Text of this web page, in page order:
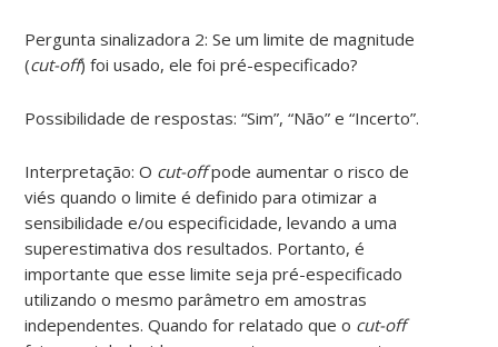
Pergunta sinalizadora 2: Se um limite de magnitude
(cut-off) foi usado, ele foi pré-especificado?
Possibilidade de respostas: “Sim”, “Não” e “Incerto”.
Interpretação: O cut-offpode aumentar o risco de
viés quando o limite é definido para otimizar a
sensibilidade e/ou especificidade, levando a uma
superestimativa dos resultados. Portanto, é
importante que esse limite seja pré-especificado
utilizando o mesmo parâmetro em amostras
independentes. Quando for relatado que o cut-off